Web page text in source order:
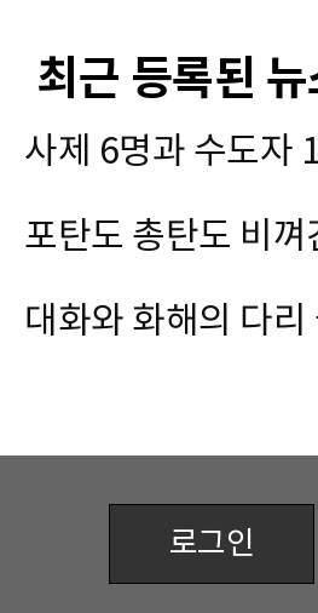
최근 등록된 뉴
사제 6명과 수도자
포탄도 총탄도 비
로그인